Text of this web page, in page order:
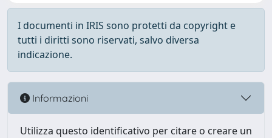
I documenti in IRIS sono protetti da copyright e
tutti i diritti sono riservati, salvo diversa
indicazione.
Informazioni
Utilizza questo identificativo per citare o creare un